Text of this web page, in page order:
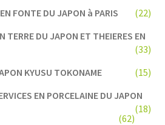
FONTE DU JAPON à PARIS
(22)
TERRE DU JAPON ET THEIERES EN
(33)
KYUSU TOKONAME
(15)
EN PORCELAINE DU JAPON
(18)
(62)